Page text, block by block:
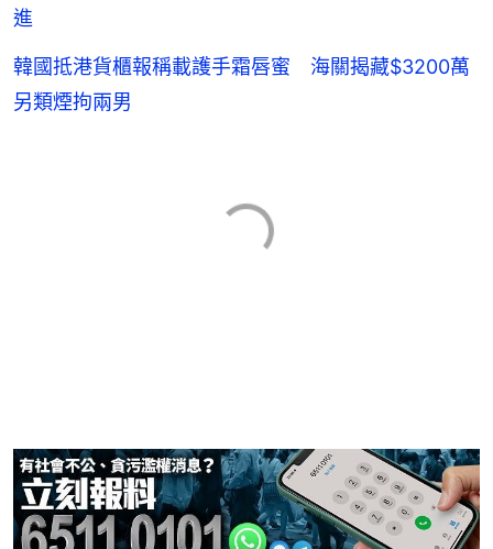
進
韓國抵港貨櫃報稱載護手霜唇蜜 海關揭藏$3200萬
另類煙拘兩男